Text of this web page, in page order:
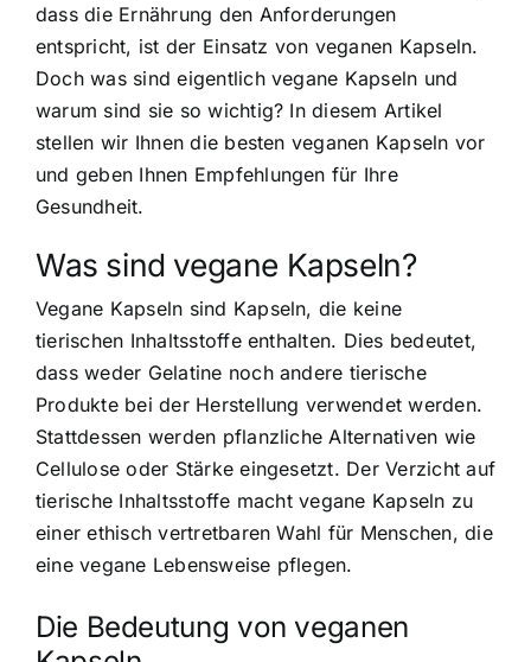
dass die Ernährung den Anforderungen
entspricht, ist der Einsatz von veganen Kapseln.
Doch was sind eigentlich vegane Kapseln und
warum sind sie so wichtig? In diesem Artikel
stellen wir Ihnen die besten veganen Kapseln vor
und geben Ihnen Empfehlungen für Ihre
Gesundheit.
Was sind vegane Kapseln?
Vegane Kapseln sind Kapseln, die keine
tierischen Inhaltsstoffe enthalten. Dies bedeutet,
dass weder Gelatine noch andere tierische
Produkte bei der Herstellung verwendet werden.
Stattdessen werden pflanzliche Alternativen wie
Cellulose oder Stärke eingesetzt. Der Verzicht auf
tierische Inhaltsstoffe macht vegane Kapseln zu
einer ethisch vertretbaren Wahl für Menschen, die
eine vegane Lebensweise pflegen.
Die Bedeutung von veganen